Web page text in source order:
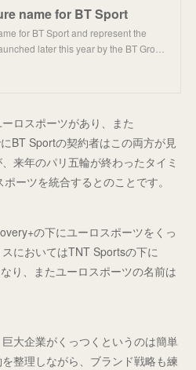
name for BT Sport
for BT Sport and represent the
later this year by the BT Gro…
ロスポーツがあり、また
BT Sportの契約者はこの両方が見
来年のパリ五輪が終わったタイミ
ーツを統合するとのことです。
の下にユーロスポーツをくっ
においてはTNT Sportsの下に
り、またユーロスポーツの名前は
大企業がくっつくというのは簡単
整理しながら、ブランド戦略も練